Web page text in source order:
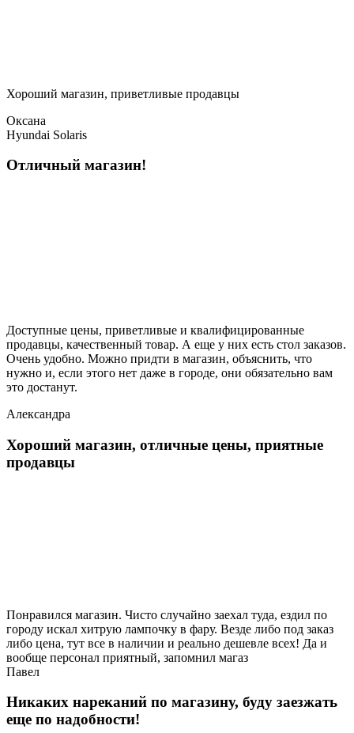
Хороший магазин, приветливые продавцы
Оксана
Hyundai Solaris
Отличный магазин!
Доступные цены, приветливые и квалифицированные
продавцы, качественный товар. А еще у них есть стол заказов.
Очень удобно. Можно придти в магазин, объяснить, что
нужно и, если этого нет даже в городе, они обязательно вам
это достанут.
Александра
Хороший магазин, отличные цены, приятные
продавцы
Понравился магазин. Чисто случайно заехал туда, ездил по
городу искал хитрую лампочку в фару. Везде либо под заказ
либо цена, тут все в наличии и реально дешевле всех! Да и
вообще персонал приятный, запомнил магаз
Павел
Никаких нареканий по магазину, буду заезжать
еще по надобности!